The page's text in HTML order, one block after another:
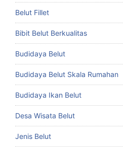
Belut Fillet
Bibit Belut Berkualitas
Budidaya Belut
Budidaya Belut Skala Rumahan
Budidaya Ikan Belut
Desa Wisata Belut
Jenis Belut